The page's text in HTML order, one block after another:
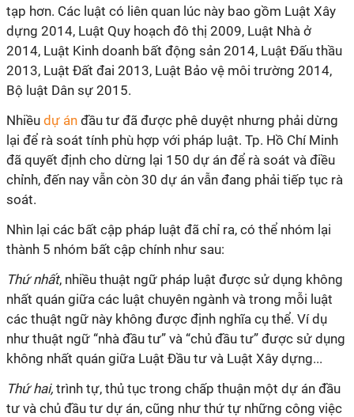
tạp hơn. Các luật có liên quan lúc này bao gồm Luật Xây
dựng 2014, Luật Quy hoạch đô thị 2009, Luật Nhà ở
2014, Luật Kinh doanh bất động sản 2014, Luật Đấu thầu
2013, Luật Đất đai 2013, Luật Bảo vệ môi trường 2014,
Bộ luật Dân sự 2015.
Nhiều dự án đầu tư đã được phê duyệt nhưng phải dừng
lại để rà soát tính phù hợp với pháp luật. Tp. Hồ Chí Minh
đã quyết định cho dừng lại 150 dự án để rà soát và điều
chỉnh, đến nay vẫn còn 30 dự án vẫn đang phải tiếp tục rà
soát.
Nhìn lại các bất cập pháp luật đã chỉ ra, có thể nhóm lại
thành 5 nhóm bất cập chính như sau:
Thứ nhất, nhiều thuật ngữ pháp luật được sử dụng không
nhất quán giữa các luật chuyên ngành và trong mỗi luật
các thuật ngữ này không được định nghĩa cụ thể. Ví dụ
như thuật ngữ “nhà đầu tư” và “chủ đầu tư” được sử dụng
không nhất quán giữa Luật Đầu tư và Luật Xây dựng...
Thứ hai, trình tự, thủ tục trong chấp thuận một dự án đầu
tư và chủ đầu tư dự án, cũng như thứ tự những công việc